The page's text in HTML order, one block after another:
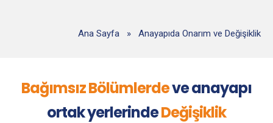
Ana Sayfa » Anayapıda Onarım ve Değişiklik
Bağımsız Bölümlerdeve anayapı
ortak yerlerindeDeğişiklik